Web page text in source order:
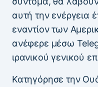
αυτή την ενέργεια
εναντίον των
ανέφερε μέσω
ιρανικού γενικού
Κατηγόρησε την